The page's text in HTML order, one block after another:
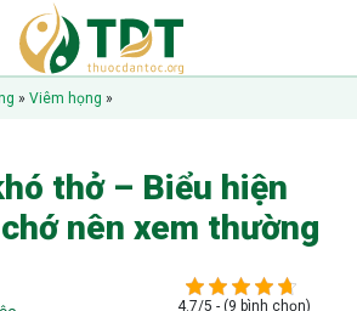
» Viêm họng »
thở – Biểu hiện
nên xem thường
4.7/5 - (9 bình chọn)